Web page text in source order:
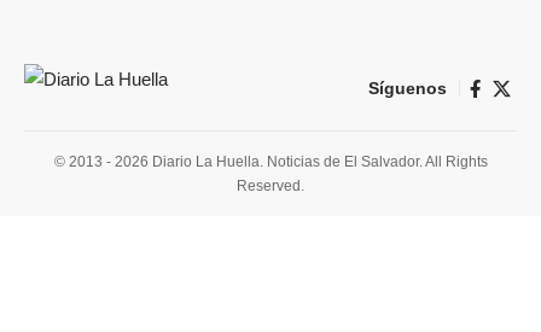
Síguenos
© 2013 - 2026 Diario La Huella. Noticias de El Salvador. All Rights
Reserved.